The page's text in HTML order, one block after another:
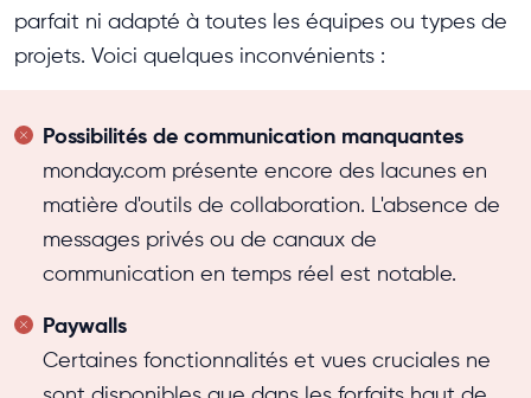
parfait ni adapté à toutes les équipes ou types de
projets. Voici quelques inconvénients :
Possibilités de communication manquantes
monday.com présente encore des lacunes en
matière d'outils de collaboration. L'absence de
messages privés ou de canaux de
communication en temps réel est notable.
Paywalls
Certaines fonctionnalités et vues cruciales ne